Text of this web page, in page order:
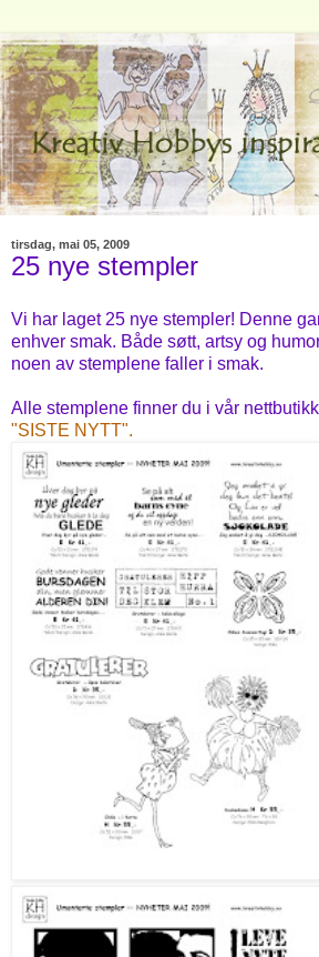
tirsdag, mai 05, 2009
25 nye stempler
Vi har laget 25 nye stempler! Denne
enhver smak. Både søtt, artsy og
noen av stemplene faller i smak.
Alle stemplene finner du i vår
"SISTE NYTT".